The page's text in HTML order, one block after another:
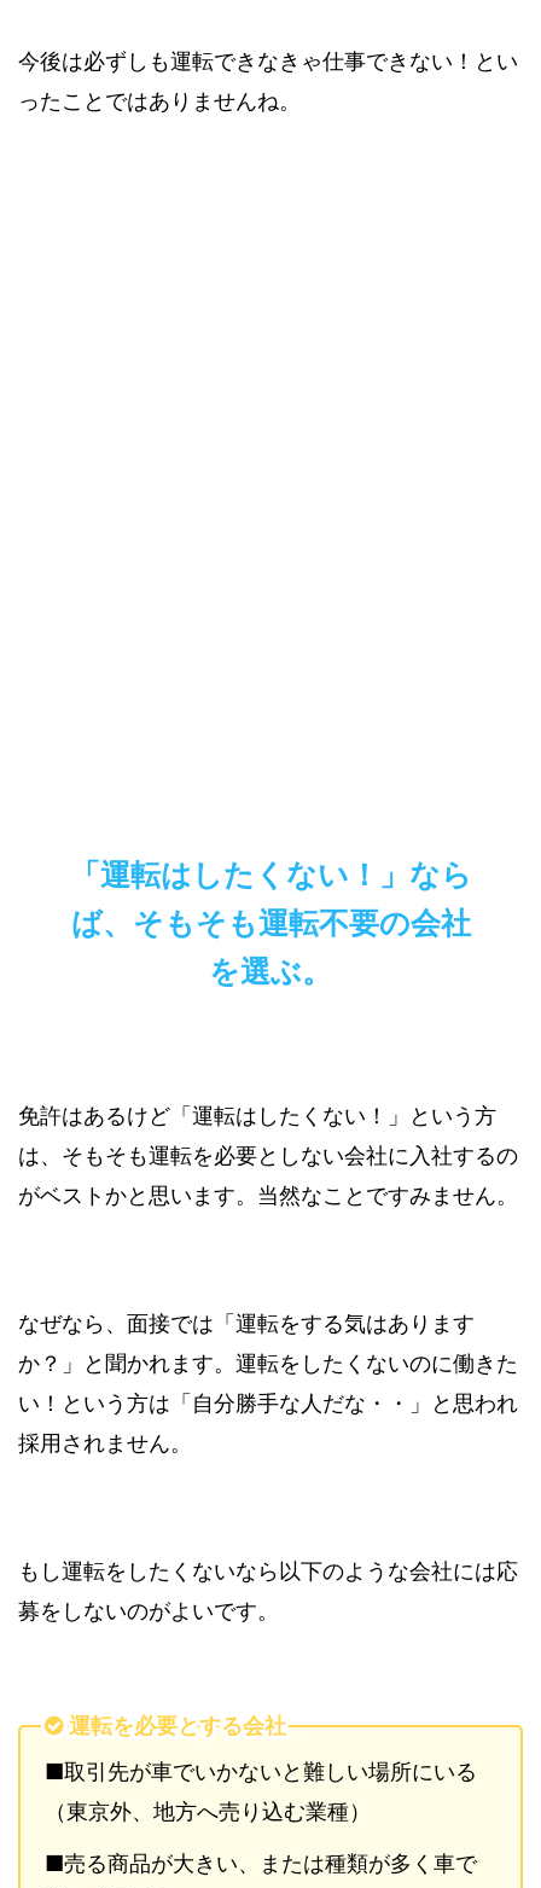
今後は必ずしも運転できなきゃ仕事できない！とい
ったことではありませんね。
「運転はしたくない！」なら
ば、そもそも運転不要の会社
を選ぶ。
免許はあるけど「運転はしたくない！」という方
は、そもそも運転を必要としない会社に入社するの
がベストかと思います。当然なことですみません。
なぜなら、面接では「運転をする気はあります
か？」と聞かれます。運転をしたくないのに働きた
い！という方は「自分勝手な人だな・・」と思われ
採用されません。
もし運転をしたくないなら以下のような会社には応
募をしないのがよいです。
運転を必要とする会社
■取引先が車でいかないと難しい場所にいる
（東京外、地方へ売り込む業種）
■売る商品が大きい、または種類が多く車で